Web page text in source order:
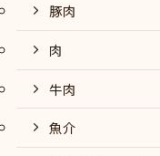
豚肉
肉
牛肉
魚介